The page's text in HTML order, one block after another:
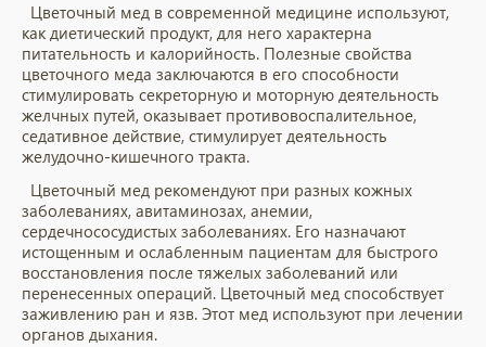
Цветочный мед в современной медицине используют,
как диетический продукт, для него характерна
питательность и калорийность. Полезные свойства
цветочного меда заключаются в его способности
стимулировать секреторную и моторную деятельность
желчных путей, оказывает противовоспалительное,
седативное действие, стимулирует деятельность
желудочно-кишечного тракта.
Цветочный мед рекомендуют при разных кожных
заболеваниях, авитаминозах, анемии,
сердечнососудистых заболеваниях. Его назначают
истощенным и ослабленным пациентам для быстрого
восстановления после тяжелых заболеваний или
перенесенных операций. Цветочный мед способствует
заживлению ран и язв. Этот мед используют при лечении
органов дыхания.